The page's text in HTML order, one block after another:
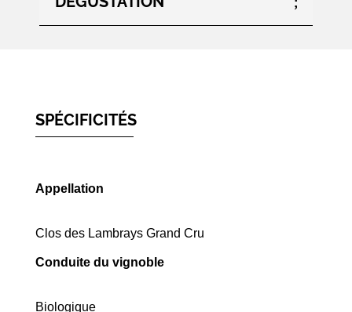
SPÉCIFICITÉS
Appellation
Clos des Lambrays Grand Cru
Conduite du vignoble
Biologique